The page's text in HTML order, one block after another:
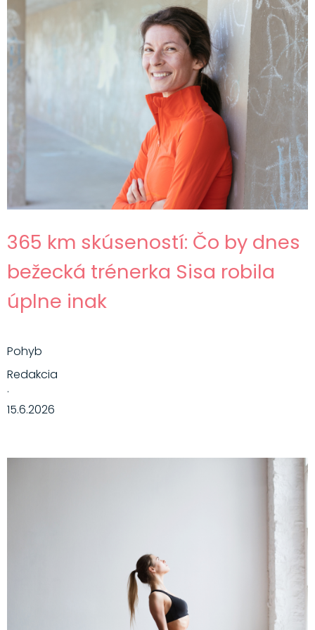
365 km skúseností: Čo by dnes
bežecká trénerka Sisa robila
úplne inak
Pohyb
Redakcia
·
15.6.2026